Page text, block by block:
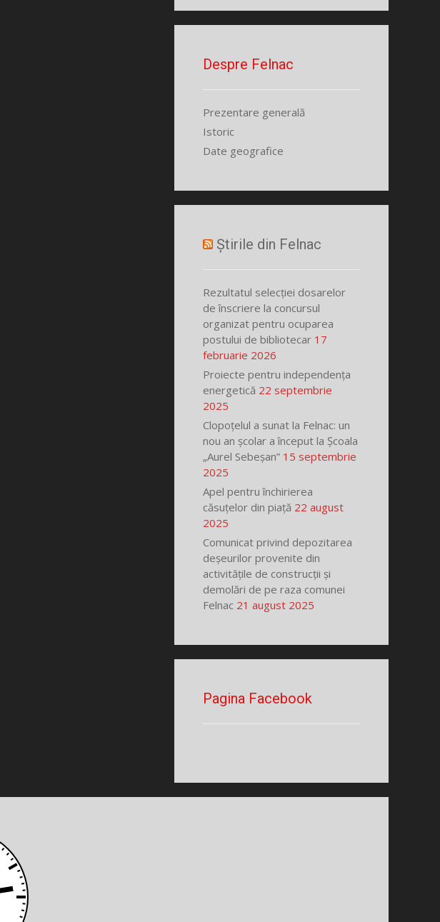
Despre Felnac
Prezentare generală
Istoric
Date geografice
Știrile din Felnac
Rezultatul selecției dosarelor
de înscriere la concursul
organizat pentru ocuparea
postului de bibliotecar 17
februarie 2026
Proiecte pentru independența
energetică 22 septembrie
2025
Clopoțelul a sunat la Felnac: un
nou an școlar a început la Școala
„Aurel Sebeșan” 15 septembrie
2025
Apel pentru închirierea
căsuțelor din piață 22 august
2025
Comunicat privind depozitarea
deșeurilor provenite din
activitățile de construcții și
demolări de pe raza comunei
Felnac 21 august 2025
Pagina Facebook